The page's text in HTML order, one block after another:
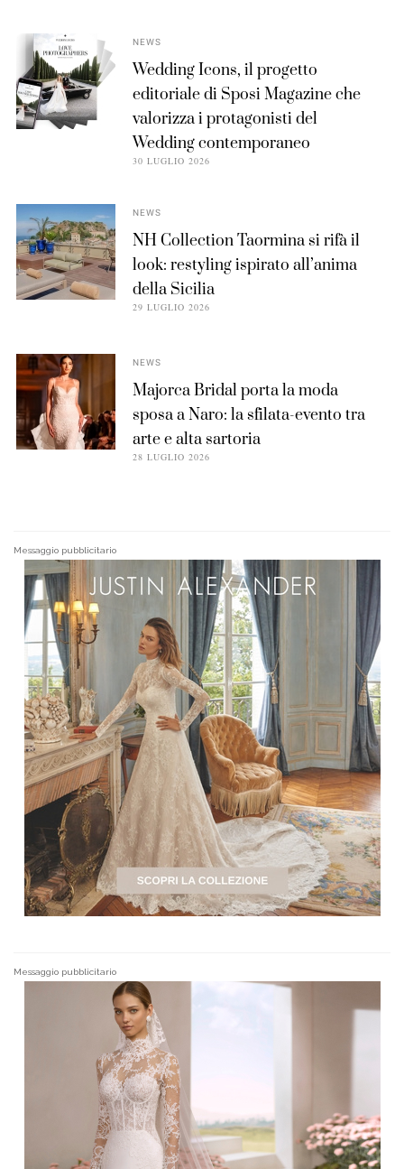
NEWS
Wedding Icons, il progetto
editoriale di Sposi Magazine che
valorizza i protagonisti del
Wedding contemporaneo
30 LUGLIO 2026
NEWS
NH Collection Taormina si rifà il
look: restyling ispirato all’anima
della Sicilia
29 LUGLIO 2026
NEWS
Majorca Bridal porta la moda
sposa a Naro: la sfilata-evento tra
arte e alta sartoria
28 LUGLIO 2026
Messaggio pubblicitario
Messaggio pubblicitario